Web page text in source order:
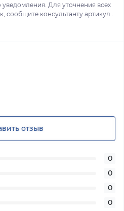
уведомления. Для уточнения всех
сообщите консультанту артикул .
отзыв
0
0
0
0